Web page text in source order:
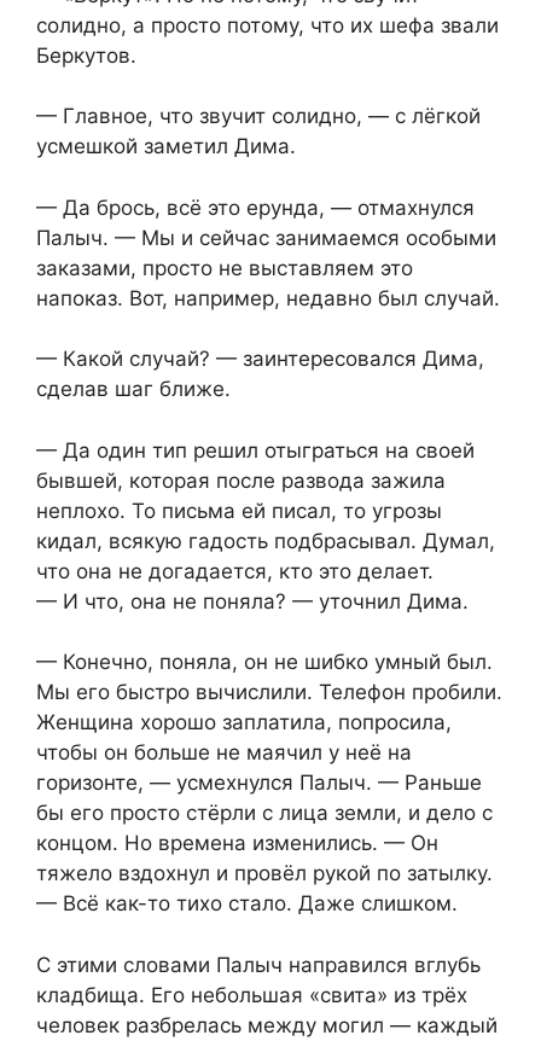
солидно, а просто потому, что их шефа звали
Беркутов.
— Главное, что звучит солидно, — с лёгкой
усмешкой заметил Дима.
— Да брось, всё это ерунда, — отмахнулся
Палыч. — Мы и сейчас занимаемся особыми
заказами, просто не выставляем это
напоказ. Вот, например, недавно был случай.
— Какой случай? — заинтересовался Дима,
сделав шаг ближе.
— Да один тип решил отыграться на своей
бывшей, которая после развода зажила
неплохо. То письма ей писал, то угрозы
кидал, всякую гадость подбрасывал. Думал,
что она не догадается, кто это делает.
— И что, она не поняла? — уточнил Дима.
— Конечно, поняла, он не шибко умный был.
Мы его быстро вычислили. Телефон пробили.
Женщина хорошо заплатила, попросила,
чтобы он больше не маячил у неё на
горизонте, — усмехнулся Палыч. — Раньше
бы его просто стёрли с лица земли, и дело с
концом. Но времена изменились. — Он
тяжело вздохнул и провёл рукой по затылку.
— Всё как-то тихо стало. Даже слишком.
С этими словами Палыч направился вглубь
кладбища. Его небольшая «свита» из трёх
человек разбрелась между могил — каждый